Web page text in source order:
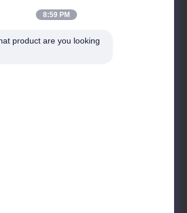
구 106번 국도
8:59 PM
product are you looking